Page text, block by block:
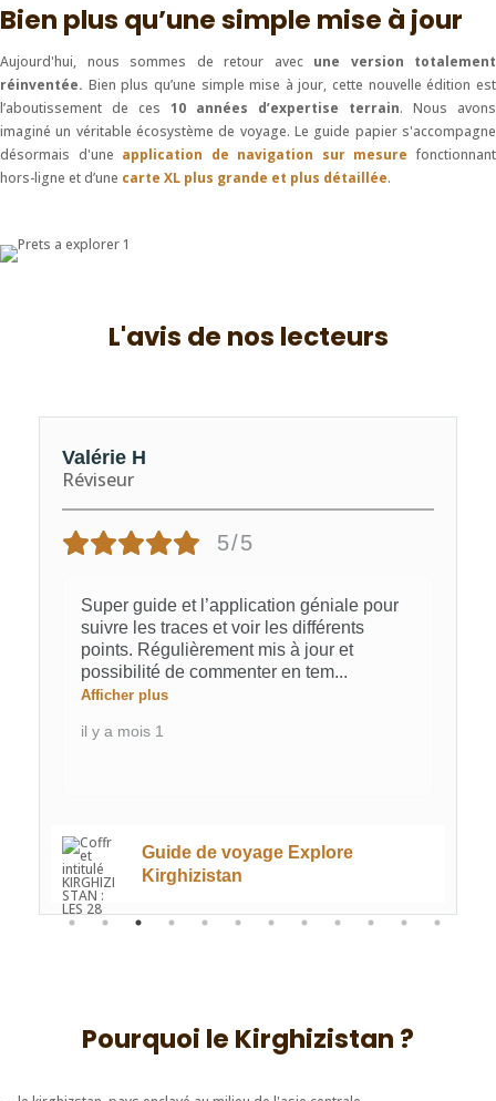
Bien plus qu’une simple mise à jour
Aujourd'hui, nous sommes de retour avec une version totalement
réinventée. Bien plus qu’une simple mise à jour, cette nouvelle édition est
l’aboutissement de ces 10 années d’expertise terrain. Nous avons
imaginé un véritable écosystème de voyage. Le guide papier s'accompagne
désormais d'une application de navigation sur mesure fonctionnant
hors-ligne et d’une carte XL plus grande et plus détaillée.
L'avis de nos lecteurs
Valérie H
Réviseur
5/5
Super guide et l’application géniale pour
suivre les traces et voir les différents
points. Régulièrement mis à jour et
possibilité de commenter en tem...
Afficher plus
il y a mois 1
Guide de voyage Explore
Kirghizistan
Pourquoi le Kirghizistan ?